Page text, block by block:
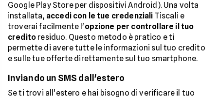
Google Play Store per dispositivi Android). Una volta
installata, accedi con le tue credenziali Tiscali e
troverai facilmente l'opzione per controllare il tuo
credito residuo. Questo metodo è pratico e ti
permette di avere tutte le informazioni sul tuo credito
e sulle tue offerte direttamente sul tuo smartphone.
Inviando un SMS dall'estero
Se ti trovi all'estero e hai bisogno di verificare il tuo